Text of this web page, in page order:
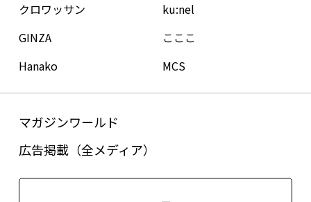
クロワッサン
GINZA
Hanako
ku:nel
こここ
MCS
マガジンワールド
広告掲載（全メディア）